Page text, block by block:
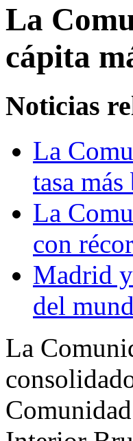
La
cápita
Noticias
La
tasa
La
con
Madrid
del
La